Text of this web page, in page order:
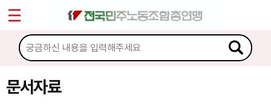
문서자료
마이페이지
소개
소식
Sketchbook5, 스케치북5